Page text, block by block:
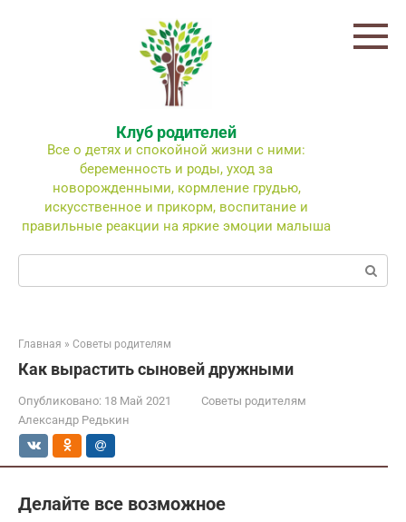
Клуб родителей
Все о детях и спокойной жизни с ними:
беременность и роды, уход за
новорожденными, кормление грудью,
искусственное и прикорм, воспитание и
правильные реакции на яркие эмоции малыша
Поиск:
Главная » Советы родителям
Как вырастить сыновей дружными
Опубликовано: 18 Май 2021
Советы родителям
Александр Редькин
Делайте все возможное